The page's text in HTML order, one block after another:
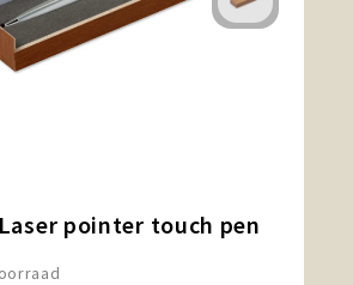
pointer touch pen